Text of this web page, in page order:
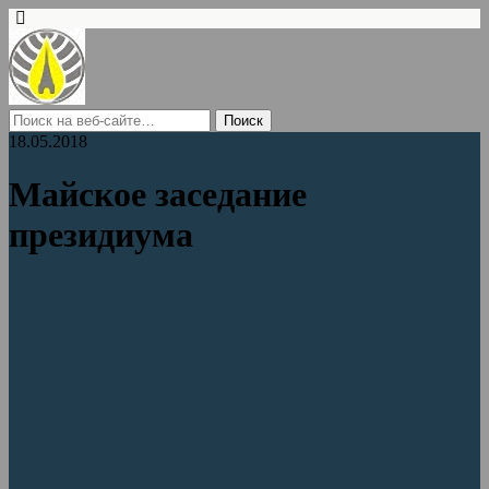
18.05.2018
Майское заседание
президиума